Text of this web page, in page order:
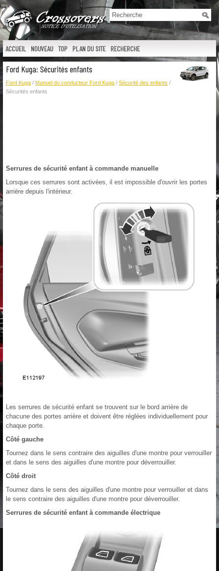
ACCUEIL NOUVEAU TOP PLAN DU SITE RECHERCHE
Ford Kuga: Sécurités enfants
Ford Kuga / Manuel du conducteur Ford Kuga / Sécurité des enfants /
Sécurités enfants
Serrures de sécurité enfant à commande manuelle
Lorsque ces serrures sont activées, il est impossible d'ouvrir les portes
arrière depuis l'intérieur.
Les serrures de sécurité enfant se trouvent sur le bord arrière de
chacune des portes arrière et doivent être réglées individuellement pour
chaque porte.
Côté gauche
Tournez dans le sens contraire des aiguilles d'une montre pour verrouiller
et dans le sens des aiguilles d'une montre pour déverrouiller.
Côté droit
Tournez dans le sens des aiguilles d'une montre pour verrouiller et dans
le sens contraire des aiguilles d'une montre pour déverrouiller.
Serrures de sécurité enfant à commande électrique